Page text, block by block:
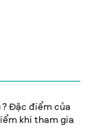
Đặc điểm của
khi tham gia